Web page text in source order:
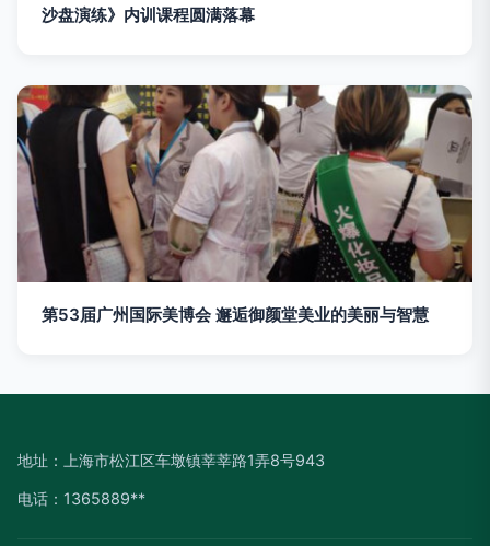
沙盘演练》内训课程圆满落幕
第53届广州国际美博会 邂逅御颜堂美业的美丽与智慧
地址：上海市松江区车墩镇莘莘路1弄8号943
电话：1365889**